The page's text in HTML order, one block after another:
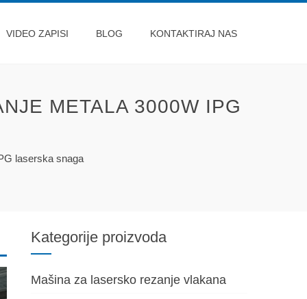
VIDEO ZAPISI BLOG KONTAKTIRAJ NAS
METALA 3000W IPG
laserska snaga
Kategorije proizvoda
Mašina za lasersko rezanje vlakana